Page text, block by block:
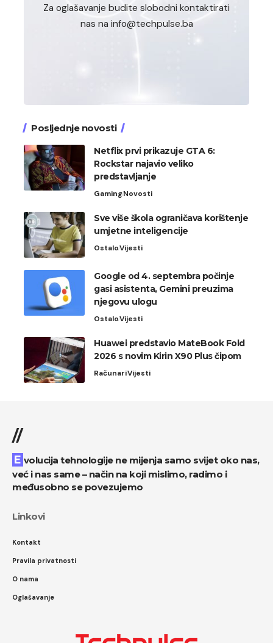
Za oglašavanje budite slobodni kontaktirati
nas na info@techpulse.ba
Posljednje novosti
Netflix prvi prikazuje GTA 6:
Rockstar najavio veliko
predstavljanje
GamingNovosti
Sve više škola ograničava korištenje
umjetne inteligencije
OstaloVijesti
Google od 4. septembra počinje
gasi asistenta, Gemini preuzima
njegovu ulogu
OstaloVijesti
Huawei predstavio MateBook Fold
2026 s novim Kirin X90 Plus čipom
RačunariVijesti
//
Evolucija tehnologije ne mijenja samo svijet oko nas,
već i nas same – način na koji mislimo, radimo i
međusobno se povezujemo
Linkovi
Kontakt
Pravila privatnosti
O nama
Oglašavanje